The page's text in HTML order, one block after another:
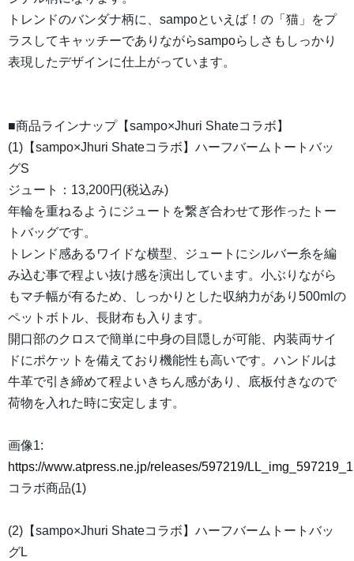
トレンドのバンダナ柄に、sampoといえば！の「猫」をプ
ラスしてキャッチーでありながらsampoらしさもしっかり
表現したデザインに仕上がっています。
■商品ラインナップ【sampo×Jhuri Shateコラボ】
(1)【sampo×Jhuri Shateコラボ】ハーフバームトートバッ
グS
ジュート：13,200円(税込み)
年輪を重ねるようにジュートを繋ぎ合わせて形作ったトー
トバッグです。
トレンド感あるワイドな横型、ジュートにシルバー糸を編
み込む事で程よい抜け感を演出しています。小ぶりながら
もマチ幅が有るため、しっかりとした収納力があり500mlの
ペットボトル、長財布も入ります。
開口部のクロスで簡単に中身の目隠しが可能、内装両サイ
ドにポケットを備えており機能性も高いです。ハンドルは
牛革で引き締めて程よいきちん感があり、底板付きなので
荷物を入れた時に安定します。
画像1:
https://www.atpress.ne.jp/releases/597219/
コラボ商品(1)
(2)【sampo×Jhuri Shateコラボ】ハーフバームトートバッ
グL